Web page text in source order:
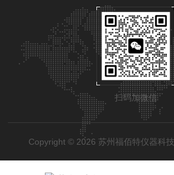
扫码加微信
Copyright © 2026 苏州福佰特仪器科